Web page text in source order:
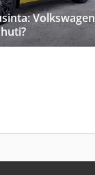
Volkswagen